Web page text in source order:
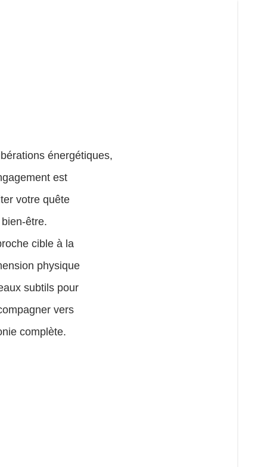
énergétiques,
est
votre quête
être.
cible à la
physique
subtils pour
vers
complète.